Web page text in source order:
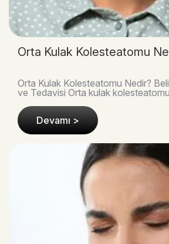
Orta Kulak Kolesteatomu
Orta Kulak Kolesteatomu Nedir?
ve Tedavisi Orta kulak
Devamı >